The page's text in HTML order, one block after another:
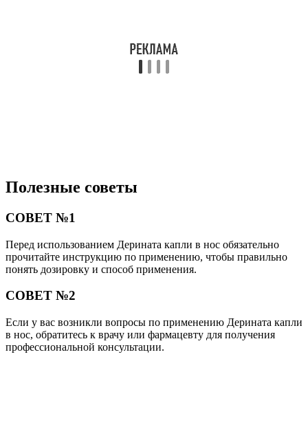
Полезные советы
СОВЕТ №1
Перед использованием Дерината капли в нос обязательно
прочитайте инструкцию по применению, чтобы правильно
понять дозировку и способ применения.
СОВЕТ №2
Если у вас возникли вопросы по применению Дерината капли
в нос, обратитесь к врачу или фармацевту для получения
профессиональной консультации.